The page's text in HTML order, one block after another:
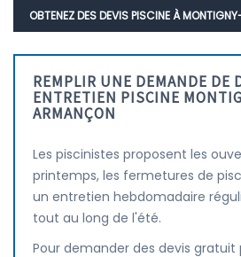
OBTENEZ DES DEVIS PISCINE À
REMPLIR UNE DEMANDE DE
ENTRETIEN PISCINE
ARMANÇON
Les piscinistes proposent les
printemps, les fermetures de
un entretien hebdomadaire
tout au long de l'été.
Pour demander des devis